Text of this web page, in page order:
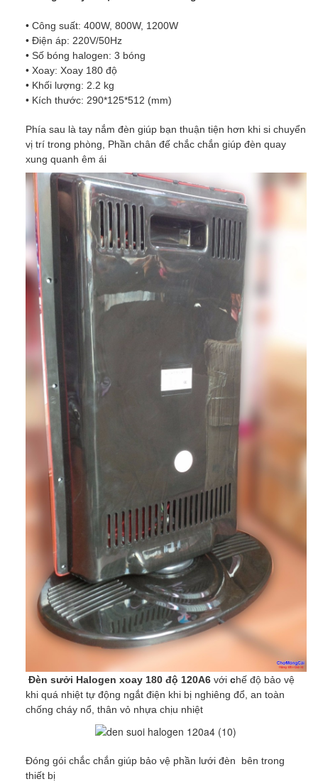
• Công suất: 400W, 800W, 1200W
• Điện áp: 220V/50Hz
• Số bóng halogen: 3 bóng
• Xoay: Xoay 180 độ
• Khối lượng: 2.2 kg
• Kích thước: 290*125*512 (mm)
Phía sau là tay nắm đèn giúp bạn thuận tiện hơn khi si chuyển
vị trí trong phòng, Phần chân đế chắc chắn giúp đèn quay
xung quanh êm ái
Đèn sưởi Halogen xoay 180 độ 120A6với chế độ bảo vệ
khi quá nhiệt tự động ngắt điện khi bị nghiêng đổ, an toàn
chống cháy nổ, thân vỏ nhựa chịu nhiệt
Đóng gói chắc chắn giúp bảo vệ phần lưới đèn bên trong
thiết bị